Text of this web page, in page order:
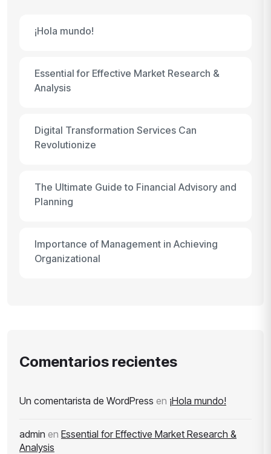
¡Hola mundo!
Essential for Effective Market Research &
Analysis
Digital Transformation Services Can
Revolutionize
The Ultimate Guide to Financial Advisory and
Planning
Importance of Management in Achieving
Organizational
Comentarios recientes
Un comentarista de WordPress en ¡Hola mundo!
admin en Essential for Effective Market Research &
Analysis